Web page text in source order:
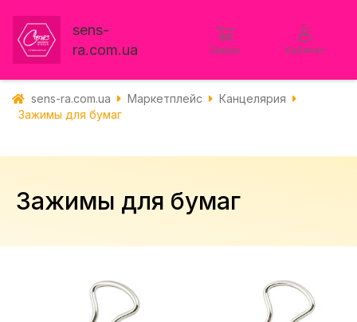
sens-
ra.com.ua
Заказы Кабинет
sens-ra.com.ua Маркетплейс
Канцелярия
Зажимы для бумаг
Зажимы для бумаг